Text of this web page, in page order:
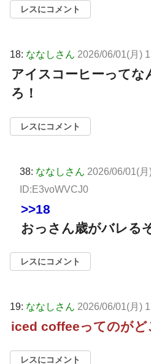
レスにコメント
18: ななしさん 2026/06/01(月)
アイスコーヒーってな
ろ！
レスにコメント
38: ななしさん 2026/06/01(
ID:E3voWVCJ0
>>18
おっさん歳がバレる
レスにコメント
19: ななしさん 2026/06/01(月)
iced coffeeってのがど
レスにコメント